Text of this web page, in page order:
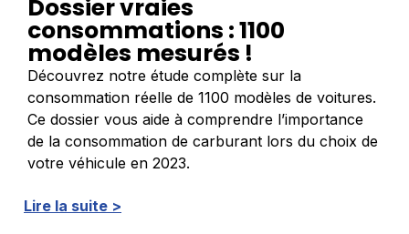
Dossier vraies
consommations : 1100
modèles mesurés !
Découvrez notre étude complète sur la
consommation réelle de 1100 modèles de voitures.
Ce dossier vous aide à comprendre l’importance
de la consommation de carburant lors du choix de
votre véhicule en 2023.
Lire la suite >